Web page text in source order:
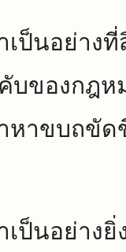
เป็นอย่าง
บของกฎ
หาขบถขั
ป็นอย่าง